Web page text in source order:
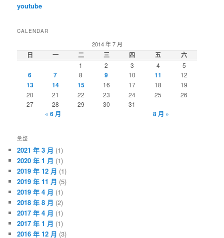
youtube
CALENDAR
2014 年 7 月
日 一 二 三 四 五 六
1 2 3 4 5
6 7 8 9 10 11 12
13 14 15 16 17 18
19
20
21 22 23 24 25
26
27
28 29 30 31
« 6 月 8 月 »
彙整
2021 年 3 月 (1)
2020 年 1 月 (1)
2019 年 12 月 (1)
2019 年 11 月 (5)
2019 年 4 月 (1)
2018 年 8 月 (2)
2017 年 4 月 (1)
2017 年 1 月 (1)
2016 年 12 月 (3)